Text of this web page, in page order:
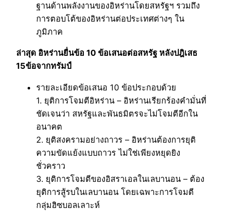
ฐานด้านพลังงานของอิหร่านโดยสหรัฐฯ รวมถึง
การตอบโต้ของอิหร่านต่อประเทศต่างๆ ใน
ภูมิภาค
ล่าสุด อิหร่านยื่นข้อ 10 ข้อเสนอต่อสหรัฐ หลังปฎิเสธ
15ข้อจากทรัมป์
รายละเอียดข้อเสนอ 10 ข้อประกอบด้วย
1. ยุติการโจมตีอิหร่าน – อิหร่านเรียกร้องคำมั่นที่
ชัดเจนว่า สหรัฐและพันธมิตรจะไม่โจมตีอีกใน
อนาคต
2. ยุติสงครามอย่างถาวร – อิหร่านต้องการยุติ
ความขัดแย้งแบบถาวร ไม่ใช่เพียงหยุดยิง
ชั่วคราว
3. ยุติการโจมตีของอิสราเอลในเลบานอน – ต้อง
ยุติการสู้รบในเลบานอน โดยเฉพาะการโจมตี
กลุ่มฮิซบอลเลาะห์